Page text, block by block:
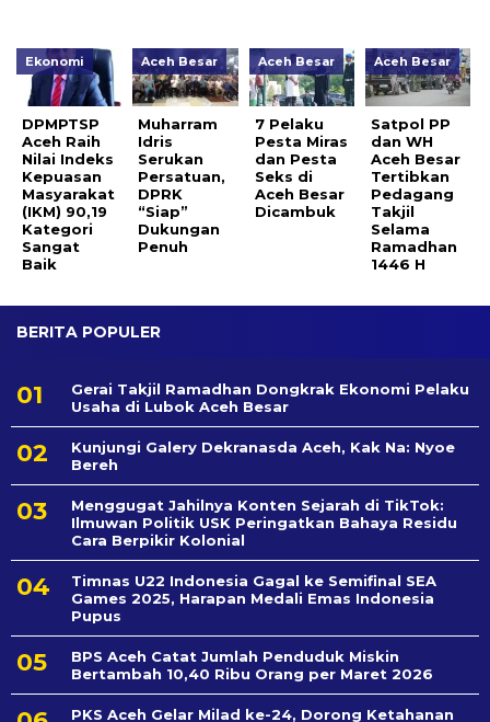
Ekonomi
DPMPTSP
Aceh Raih
Nilai Indeks
Kepuasan
Masyarakat
(IKM) 90,19
Kategori
Sangat
Baik
Aceh Besar
Muharram
Idris
Serukan
Persatuan,
DPRK
“Siap”
Dukungan
Penuh
Aceh Besar
7 Pelaku
Pesta Miras
dan Pesta
Seks di
Aceh Besar
Dicambuk
Aceh Besar
Satpol PP
dan WH
Aceh Besar
Tertibkan
Pedagang
Takjil
Selama
Ramadhan
1446 H
BERITA POPULER
Gerai Takjil Ramadhan Dongkrak Ekonomi Pelaku
Usaha di Lubok Aceh Besar
Kunjungi Galery Dekranasda Aceh, Kak Na: Nyoe
Bereh
Menggugat Jahilnya Konten Sejarah di TikTok:
Ilmuwan Politik USK Peringatkan Bahaya Residu
Cara Berpikir Kolonial
Timnas U22 Indonesia Gagal ke Semifinal SEA
Games 2025, Harapan Medali Emas Indonesia
Pupus
BPS Aceh Catat Jumlah Penduduk Miskin
Bertambah 10,40 Ribu Orang per Maret 2026
PKS Aceh Gelar Milad ke-24, Dorong Ketahanan